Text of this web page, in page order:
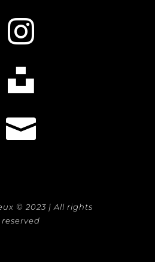



© 2023 | All rights
reserved